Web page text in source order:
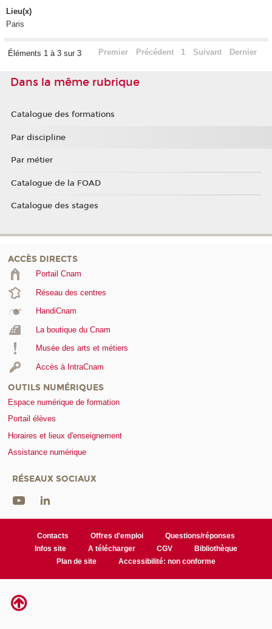
Lieu(x)
Paris
Éléments 1 à 3 sur 3 Premier Précédent 1 Suivant Dernier
Dans la même rubrique
Catalogue des formations
Par discipline
Par métier
Catalogue de la FOAD
Catalogue des stages
ACCÈS DIRECTS
Portail Cnam
Réseau des centres
HandiCnam
La boutique du Cnam
Musée des arts et métiers
Accès à IntraCnam
OUTILS NUMÉRIQUES
Espace numérique de formation
Portail élèves
Horaires et lieux d'enseignement
Assistance numérique
RÉSEAUX SOCIAUX
Contacts Offres d'emploi
Questions/réponses
Infos site
A télécharger CGV
Bibliothèque
Plan de site
Accessibilité: non conforme